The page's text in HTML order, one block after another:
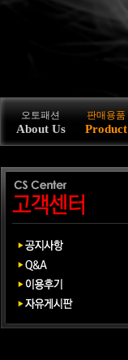
오토패션
About Us
판매용품
Product